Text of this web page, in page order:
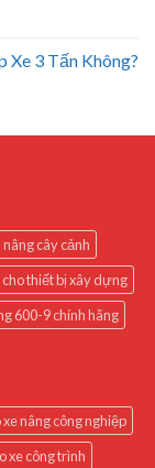
Xe 3 Tấn Không?
nâng cây cảnh
thiết bị xây dựng
600-9 chính hãng
nâng công nghiệp
xe công trình